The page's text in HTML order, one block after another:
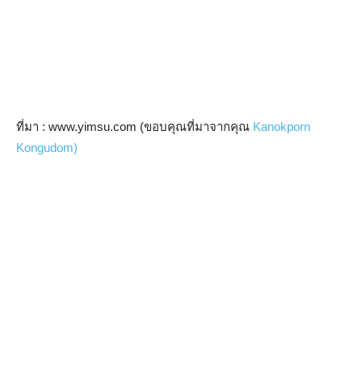
ที่มา : www.yimsu.com (ขอบคุณที่มาจากคุณ Kanokporn
Kongudom)